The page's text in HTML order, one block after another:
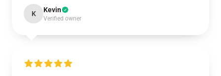
K Kevin
Verified owner